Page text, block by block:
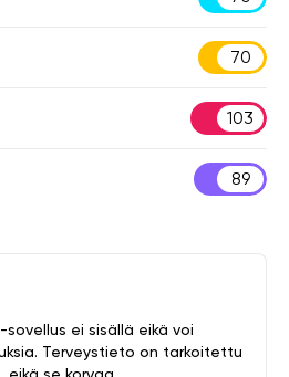
70
103
89
ei sisällä eikä voi
Terveystieto on tarkoitettu